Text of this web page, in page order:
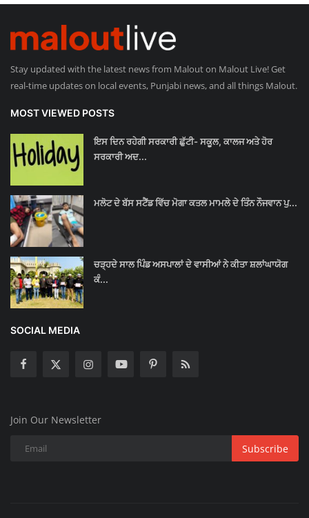
Stay updated with the latest news from Malout on Malout Live! Get
real-time updates on local events, Punjabi news, and all things Malout.
MOST VIEWED POSTS
ਇਸ ਦਿਨ ਰਹੇਗੀ ਸਰਕਾਰੀ ਛੁੱਟੀ- ਸਕੂਲ, ਕਾਲਜ ਅਤੇ ਹੋਰ
ਸਰਕਾਰੀ ਅਦ...
ਮਲੋਟ ਦੇ ਬੱਸ ਸਟੈਂਡ ਵਿੱਚ ਮੋਗਾ ਕਤਲ ਮਾਮਲੇ ਦੇ ਤਿੰਨ ਨੌਜਵਾਨ ਪੁ...
ਚੜ੍ਹਦੇ ਸਾਲ ਪਿੰਡ ਅਸਪਾਲਾਂ ਦੇ ਵਾਸੀਆਂ ਨੇ ਕੀਤਾ ਸ਼ਲਾਂਘਾਯੋਗ
ਕੰ...
SOCIAL MEDIA
Join Our Newsletter
Subscribe